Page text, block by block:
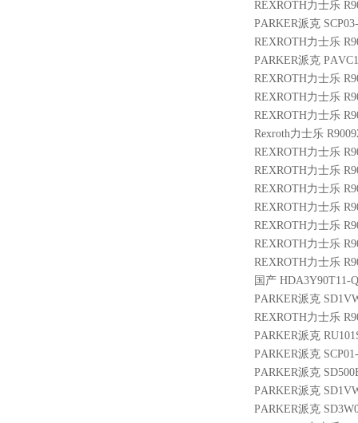
REXROTH力士乐
PARKER派克
REXROTH力士乐
PARKER派克
REXROTH力士乐
REXROTH力士乐
REXROTH力士乐
Rexroth力士乐
REXROTH力士乐
REXROTH力士乐
REXROTH力士乐
REXROTH力士乐
REXROTH力士乐
REXROTH力士乐
REXROTH力士乐
国产 HDA3Y90T11-
PARKER派克
REXROTH力士乐
PARKER派克
PARKER派克
PARKER派克
PARKER派克
PARKER派克